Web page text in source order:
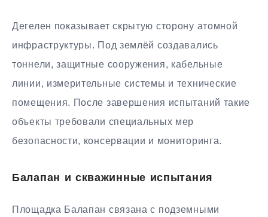
Дегелен показывает скрытую сторону атомной
инфраструктуры. Под землёй создавались
тоннели, защитные сооружения, кабельные
линии, измерительные системы и технические
помещения. После завершения испытаний такие
объекты требовали специальных мер
безопасности, консервации и мониторинга.
Балапан и скважинные испытания
Площадка Балапан связана с подземными